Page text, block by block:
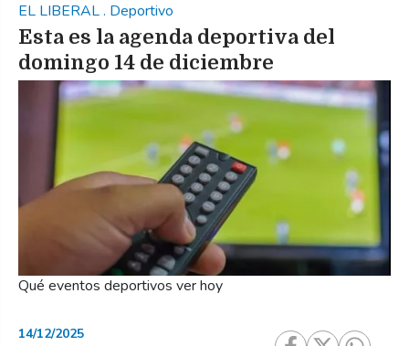
EL LIBERAL. Deportivo
Esta es la agenda deportiva del
domingo 14 de diciembre
Qué eventos deportivos ver hoy
14/12/2025